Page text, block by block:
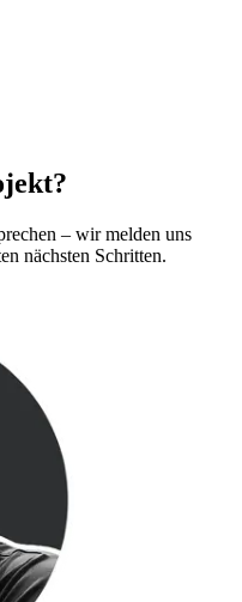
– wir melden uns
nächsten Schritten.